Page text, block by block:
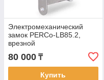
Электромеханический
замок PERCo-LB85.2,
врезной
80 000 ₸
Купить